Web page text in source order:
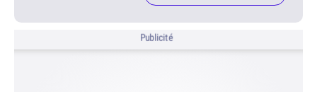
Publicité